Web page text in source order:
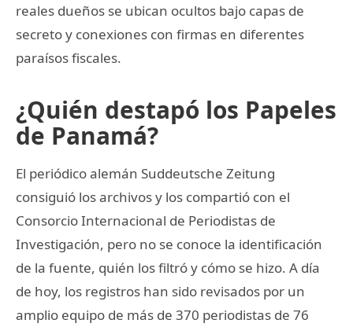
reales dueños se ubican ocultos bajo capas de
secreto y conexiones con firmas en diferentes
paraísos fiscales.
¿Quién destapó los Papeles
de Panamá?
El periódico alemán Suddeutsche Zeitung
consiguió los archivos y los compartió con el
Consorcio Internacional de Periodistas de
Investigación, pero no se conoce la identificación
de la fuente, quién los filtró y cómo se hizo. A día
de hoy, los registros han sido revisados por un
amplio equipo de más de 370 periodistas de 76